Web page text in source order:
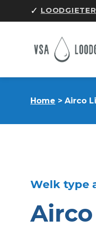
✓
Home > Airco
Welk type